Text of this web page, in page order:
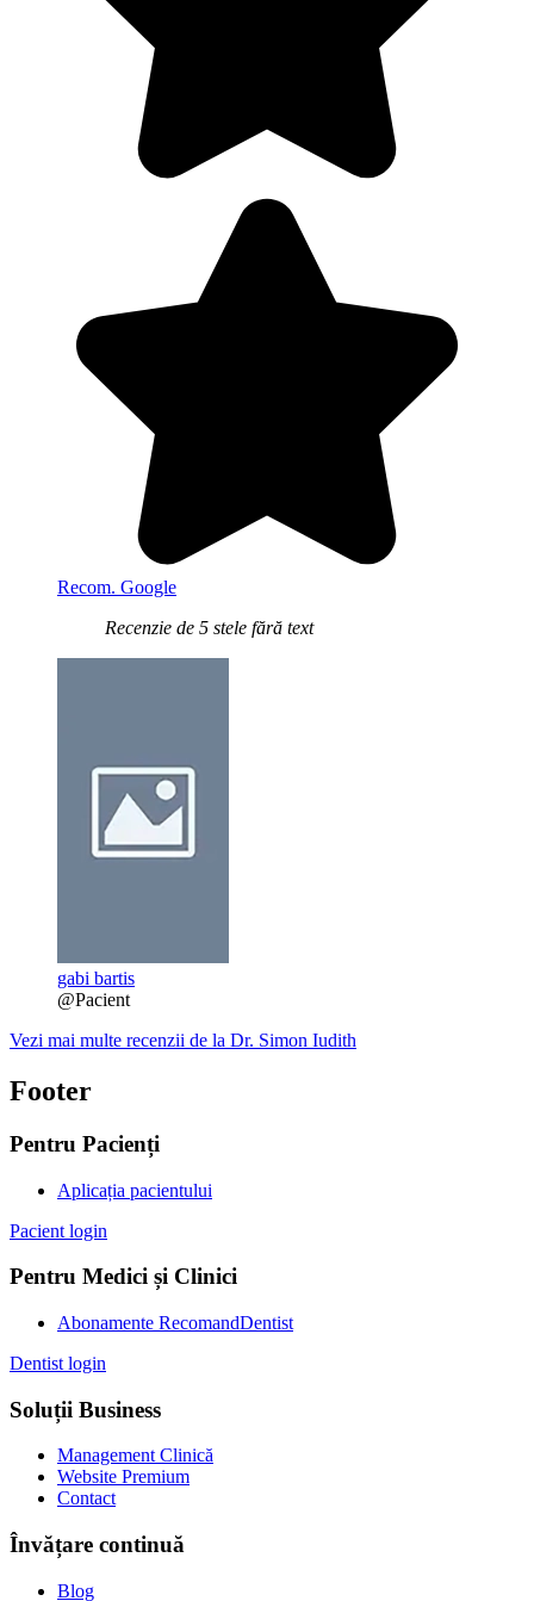
Recom. Google
Recenzie de 5 stele fără text
gabi bartis
@Pacient
Vezi mai multe recenzii de la Dr. Simon Iudith
Footer
Pentru Pacienți
Aplicația pacientului
Pacient login
Pentru Medici și Clinici
Abonamente RecomandDentist
Dentist login
Soluții Business
Management Clinică
Website Premium
Contact
Învățare continuă
Blog